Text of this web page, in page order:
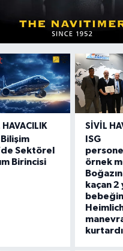
HAVACILIK
Sektörel
Birincisi
SIVIL
ISG
örnek
kaçan 2
bebeğin